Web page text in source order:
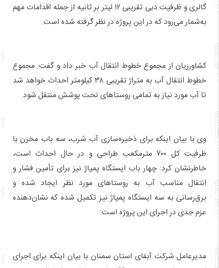
گالری و ظرفیت دبی تقریبی ۱۲ لیتر بر ثانیه از جمله اقدامات مهم
به‌شمار می‌رود که در این پروژه در نظر گرفته‌ شده است.
کشاورزیان از مجموع خطوط انتقال آب خبر داد و گفت: مجموع
خطوط انتقال آب به متراژ تقریبی ۳۸ کیلومتر احداث خواهد شد
تا آب مورد نیاز به تمامی روستاهای تحت پوشش منتقل شود.
وی با بیان اینکه برای ذخیره‌سازی آب شرب، سه باب مخزن با
ظرفیت کل ۷۰۰ مترمکعب طراحی و در حال احداث است،
خاطرنشان کرد: چهار باب ایستگاه پمپاژ نیز برای تأمین فشار و
انتقال مناسب آب به روستاهای مورد نظر ایجاد شده و
برق‌رسانی به سه ایستگاه پمپاژ نیز تکمیل شده که نشان‌دهنده
عزم جدی در اجرای این پروژه است.
مدیرعامل شرکت آبفای استان سمنان با بیان اینکه برای اجرای